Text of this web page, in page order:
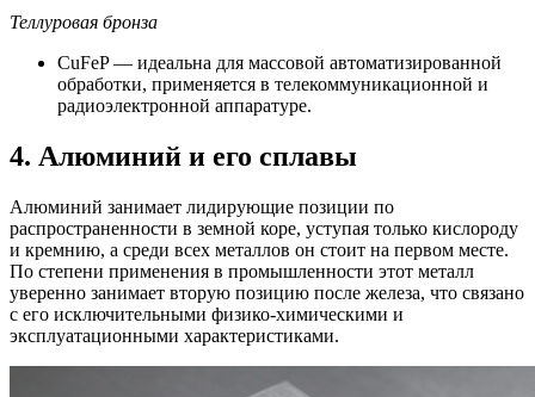
Теллуровая бронза
CuFeP — идеальна для массовой автоматизированной
обработки, применяется в телекоммуникационной и
радиоэлектронной аппаратуре.
4. Алюминий и его сплавы
Алюминий занимает лидирующие позиции по
распространенности в земной коре, уступая только кислороду
и кремнию, а среди всех металлов он стоит на первом месте.
По степени применения в промышленности этот металл
уверенно занимает вторую позицию после железа, что связано
с его исключительными физико-химическими и
эксплуатационными характеристиками.